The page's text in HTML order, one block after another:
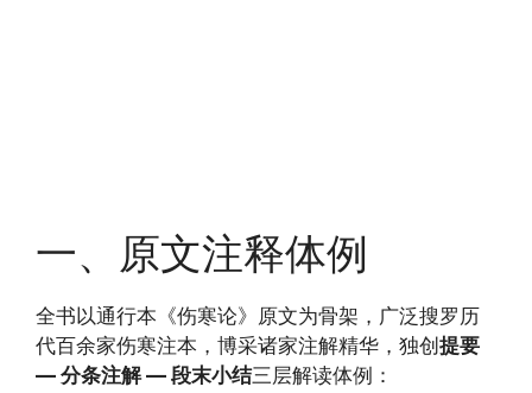
一、原文注释体例
全书以通行本《伤寒论》原文为骨架，广泛搜罗历
代百余家伤寒注本，博采诸家注解精华，独创 提要
— 分条注解 — 段末小结三层解读体例：